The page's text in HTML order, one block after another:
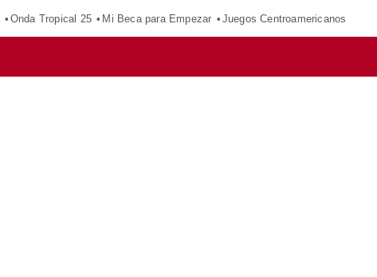
Onda Tropical 25 Mi Beca para Empezar Juegos Centroamericanos